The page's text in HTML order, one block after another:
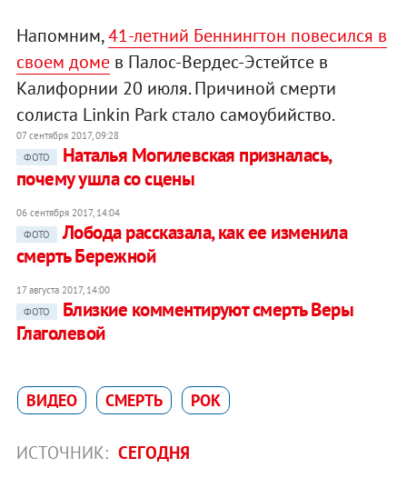
Напомним,41-летний Беннингтон повесился в
своем домев Палос-Вердес-Эстейтсе в
Калифорнии 20 июля. Причиной смерти
солиста Linkin Park стало самоубийство.
07 сентября 2017, 09:28
ФОТО
Наталья Могилевская призналась,
почему ушла со сцены
06 сентября 2017, 14:04
ФОТО
Лобода рассказала, как ее изменила
смерть Бережной
17 августа 2017, 14:00
ФОТО
Близкие комментируют смерть Веры
Глаголевой
ВИДЕО СМЕРТЬ РОК
ИСТОЧНИК: СЕГОДНЯ